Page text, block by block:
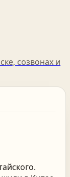
созвонах и